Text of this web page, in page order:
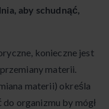
aby schudnąć,
konieczne jest
materii.
materii) określa
organizmu by mógł